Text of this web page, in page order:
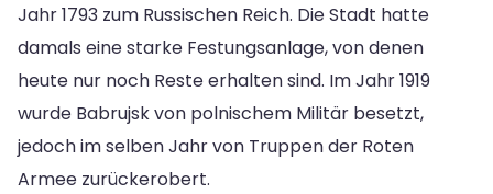
Jahr 1793 zum Russischen Reich. Die Stadt hatte
damals eine starke Festungsanlage, von denen
heute nur noch Reste erhalten sind. Im Jahr 1919
wurde Babrujsk von polnischem Militär besetzt,
jedoch im selben Jahr von Truppen der Roten
Armee zurückerobert.